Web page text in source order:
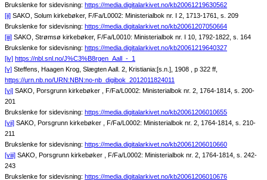
Brukslenke for sidevisning: https://media.digitalarkivet.no/kb20061219630562
[ii] SAKO, Solum kirkebøker, F/Fa/L0002: Ministerialbok nr. I 2, 1713-1761, s. 209
Brukslenke for sidevisning: https://media.digitalarkivet.no/kb20061207050664
[iii] SAKO, Strømsø kirkebøker, F/Fa/L0010: Ministerialbok nr. I 10, 1792-1822, s. 164
Brukslenke for sidevisning: https://media.digitalarkivet.no/kb20061219640327
[iv] https://nbl.snl.no/J%C3%B8rgen_Aall_-_1
[v] Steffens, Haagen Krog, Slægten Aall. 2, Kristiania:[s.n.], 1908 , p 322 ff,
https://urn.nb.no/URN:NBN:no-nb_digibok_2012011824011
[vi] SAKO, Porsgrunn kirkebøker , F/Fa/L0002: Ministerialbok nr. 2, 1764-1814, s. 200-
201
Brukslenke for sidevisning: https://media.digitalarkivet.no/kb20061206010655
[vii] SAKO, Porsgrunn kirkebøker , F/Fa/L0002: Ministerialbok nr. 2, 1764-1814, s. 210-
211
Brukslenke for sidevisning: https://media.digitalarkivet.no/kb20061206010660
[viii] SAKO, Porsgrunn kirkebøker , F/Fa/L0002: Ministerialbok nr. 2, 1764-1814, s. 242-
243
Brukslenke for sidevisning: https://media.digitalarkivet.no/kb20061206010676